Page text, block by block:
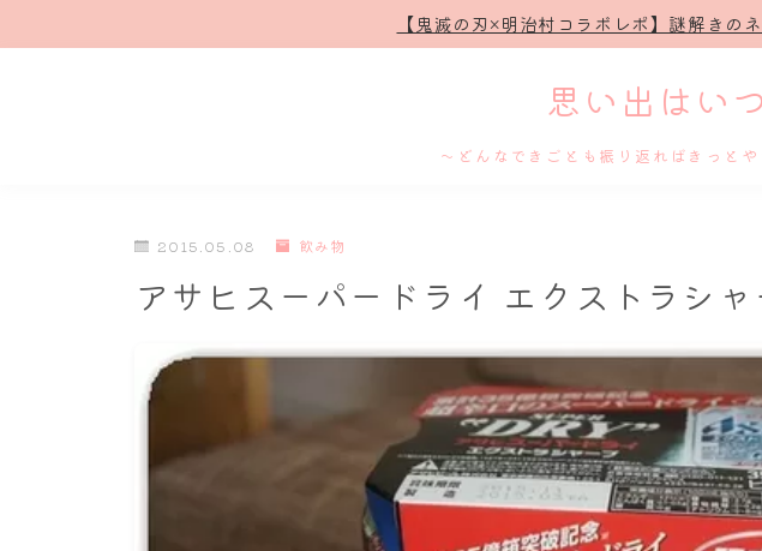
【鬼滅の刃×明治村コラボレポ】謎解き
思い出はい
～どんなできごとも振り返ればきっと
プロフィール
ホテル滞在記
舞台・ライブ
2015.05.08 飲み物
アサヒスーパードライ エクストラシャ